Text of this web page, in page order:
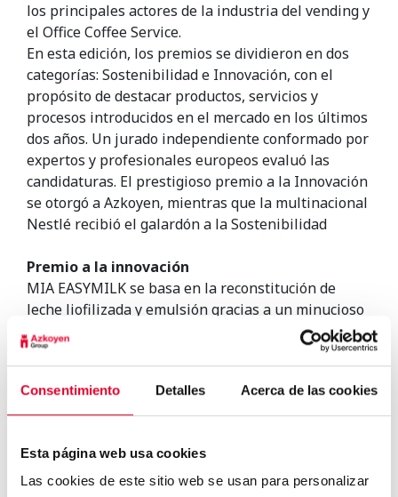
Consentimiento Detalles Acerca de las cookies
Esta página web usa cookies
Las cookies de este sitio web se usan para personalizar
los principales actores de la industria del vending y
el Office Coffee Service.
En esta edición, los premios se dividieron en dos
categorías: Sostenibilidad e Innovación, con el
propósito de destacar productos, servicios y
procesos introducidos en el mercado en los últimos
dos años. Un jurado independiente conformado por
expertos y profesionales europeos evaluó las
candidaturas. El prestigioso premio a la Innovación
se otorgó a Azkoyen, mientras que la multinacional
Nestlé recibió el galardón a la Sostenibilidad
Premio a la innovación
MIA EASYMILK se basa en la reconstitución de
leche liofilizada y emulsión gracias a un minucioso
control de temperatura y un cuidadoso proceso de
microinyección de aire que permite la obtención de
homogénea, taza tras taza, sin necesidad de
caldera de vapor, adaptándose a los distintos
La tecnología MIA Easymilk reporta beneficios a los
operadores y tostadores, ya que contribuye a la